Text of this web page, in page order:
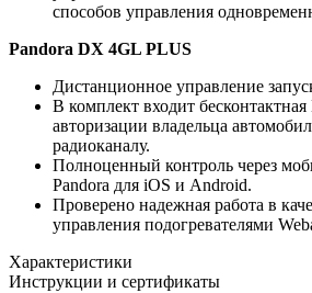
способов управления
Pandora DX 4GL PLUS
Дистанционное управление
В комплект входит
авторизации владельца
радиоканалу.
Полноценный контроль через
Pandora для iOS и Android.
Проверено надежная работа в
управления подогревателями
Характеристики
Инструкции и сертификаты